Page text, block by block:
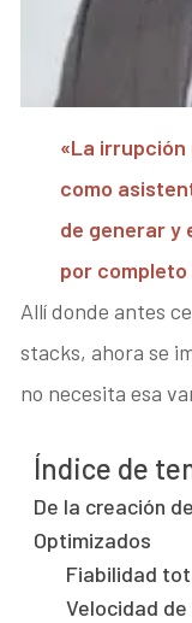
«La
como
de generar y
por completo
Allí donde antes
stacks, ahora se
no necesita esa
Índice de
De la creación
Optimizados
Fiabilidad
Velocidad